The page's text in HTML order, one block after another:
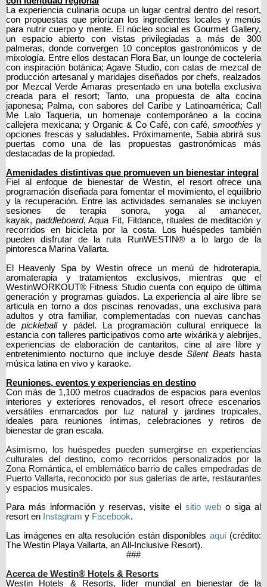
La experiencia culinaria ocupa un lugar central dentro del resort,
con propuestas que priorizan los ingredientes locales y menús
para nutrir cuerpo y mente. El núcleo social es Gourmet Gallery,
un espacio abierto con vistas privilegiadas a más de 300
palmeras, donde convergen 10 conceptos gastronómicos y de
mixología. Entre ellos destacan Flora Bar, un lounge de coctelería
con inspiración botánica; Agave Studio, con catas de mezcal de
producción artesanal y maridajes diseñados por chefs, realzados
por Mezcal Verde Amaras presentado en una botella exclusiva
creada para el resort; Tanto, una propuesta de alta cocina
japonesa; Palma, con sabores del Caribe y Latinoamérica; Call
Me Lalo Taquería, un homenaje contemporáneo a la cocina
callejera mexicana; y Organic & Co Café, con café, smoothies y
opciones frescas y saludables. Próximamente, Sabia abrirá sus
puertas como una de las propuestas gastronómicas más
destacadas de la propiedad.
Amenidades distintivas que promueven un bienestar integral
Fiel al enfoque de bienestar de Westin, el resort ofrece una
programación diseñada para fomentar el movimiento, el equilibrio
y la recuperación. Entre las actividades semanales se incluyen
sesiones de terapia sonora, yoga al amanecer,
kayak, paddleboard, Aqua Fit, Fitdance, rituales de meditación y
recorridos en bicicleta por la costa. Los huéspedes también
pueden disfrutar de la ruta RunWESTIN® a lo largo de la
pintoresca Marina Vallarta.
El Heavenly Spa by Westin ofrece un menú de hidroterapia,
aromaterapia y tratamientos exclusivos, mientras que el
WestinWORKOUT® Fitness Studio cuenta con equipo de última
generación y programas guiados. La experiencia al aire libre se
articula en torno a dos piscinas renovadas, una exclusiva para
adultos y otra familiar, complementadas con nuevas canchas
de picklebally pádel. La programación cultural enriquece la
estancia con talleres participativos como arte wixárika y alebrijes,
experiencias de elaboración de cantaritos, cine al aire libre y
entretenimiento nocturno que incluye desdeSilent Beats hasta
música latina en vivo y karaoke.
Reuniones, eventos y experiencias en destino
Con más de 1,100 metros cuadrados de espacios para eventos
interiores y exteriores renovados, el resort ofrece escenarios
versátiles enmarcados por luz natural y jardines tropicales,
ideales para reuniones íntimas, celebraciones y retiros de
bienestar de gran escala.
Asimismo, los huéspedes pueden sumergirse en experiencias
culturales del destino, como recorridos personalizados por la
Zona Romántica, el emblemático barrio de calles empedradas de
Puerto Vallarta, reconocido por sus galerías de arte, restaurantes
y espacios musicales.
Para más información y reservas, visite el sitio webo siga al
resort en Instagram y Facebook.
Las imágenes en alta resolución están disponibles aquí(crédito:
The Westin Playa Vallarta, an All-Inclusive Resort).
###
Acerca de Westin® Hotels & Resorts
Westin Hotels & Resorts, líder mundial en bienestar de la